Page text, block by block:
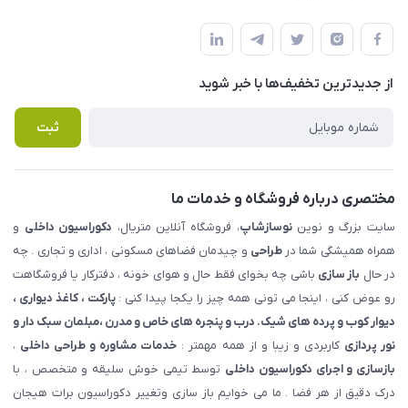
املاک مدنی - نوساز شاپ
لیست محصولات
درباره ما
قوانین و مقررات
حریم خصوصی
راهنما
پرسش های متداول
از جدید‌ترین تخفیف‌ها با‌ خبر شوید
ثبت
مختصری درباره فروشگاه و خدمات ما
سایت بزرگ و نویننوسازشاپ، فروشگاه آنلاین متریال، دکوراسیون داخلی و
همراه همیشگی شما درطراحی و چیدمان فضاهای مسکونی ، اداری و تجاری . چه
در حال باز سازی باشی چه بخوای فقط حال و هوای خونه ، دفترکار یا فروشگاهت
رو عوض کنی ، اینجا می تونی همه چیز را یکجا پیدا کنی :پارکت ، کاغذ دیواری ،
دیوار کوب و پرده های شیک. درب و پنجره های خاص و مدرن ،مبلمان سبک دار و
نور پردازی کاربردی و زیبا و از همه مهمتر : خدمات مشاوره و طراحی داخلی ،
بازسازی و اجرای دکوراسیون داخلی توسط تیمی خوش سلیقه و متخصص ، با
درک دقیق از هر فضا . ما می خوایم باز سازی وتغییر دکوراسیون برات هیجان